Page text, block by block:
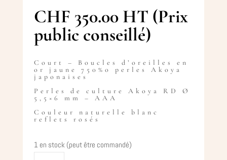
CHF 350.00 HT (Prix
public conseillé)
Court – Boucles d’oreilles en
or jaune 750%o perles Akoya
japonaises
Perles de culture Akoya RD Ø
5,5×6 mm – AAA
Couleur naturelle blanc
reflets rosés
1 en stock (peut être commandé)